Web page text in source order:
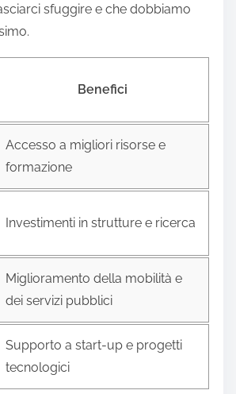
sfuggire e che dobbiamo
Benefici
Accesso a migliori risorse e
formazione
Investimenti in strutture e ricerca
Miglioramento della mobilità e
dei servizi pubblici
Supporto a start-up e progetti
tecnologici